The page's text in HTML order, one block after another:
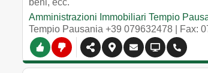
beni, ecc.
Amministrazioni Immobiliari Tempio
Tempio Pausania +39 079632478 | Fax: